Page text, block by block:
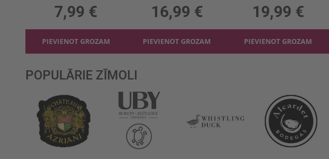
7,99 €
PIEVIENOT GROZAM
16,99 €
PIEVIENOT GROZAM
19,99 €
PIEVIENOT GROZAM
POPULĀRIE ZĪMOLI